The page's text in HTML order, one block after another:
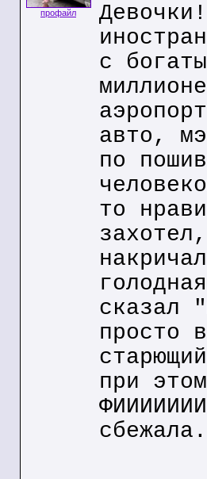
профайл
с
авто,
по
то
сказал
просто
при
сбежала.